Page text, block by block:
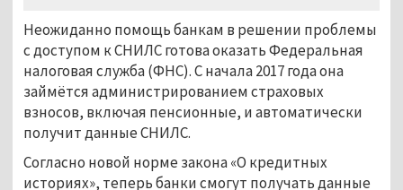
Неожиданно помощь банкам в решении проблемы
с доступом к СНИЛС готова оказать Федеральная
налоговая служба (ФНС). С начала 2017 года она
займётся администрированием страховых
взносов, включая пенсионные, и автоматически
получит данные СНИЛС.
Согласно новой норме закона «О кредитных
историях», теперь банки смогут получать данные